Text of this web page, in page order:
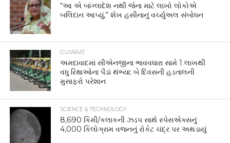
“આ એ બાંગ્લાદેશ નથી જેના માટે લાખો લોકોએ
બલિદાન આપ્યું,” શેખ હસીનાનું વર્ચ્યુઅલ સંબોધન
GUJARAT
અમદાવાદમાં સીએનજીના ભાવવધારા સામે 1 લાખથી
વધુ રિક્ષાઓના પૈડાં થંભ્યા: બે દિવસની હડતાલની
મુસાફરો પરેશાન
SCIENCE & TECHNOLOGY
8,690 કિમી/કલાકની ઝડપ સાથે સ્પેસએક્સનું
4,000 કિલોગ્રામ વજનનું રોકેટ ચંદ્ર પર અથડાયું